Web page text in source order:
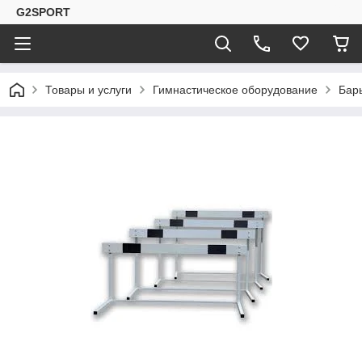
G2SPORT
Товары и услуги Гимнастическое оборудование